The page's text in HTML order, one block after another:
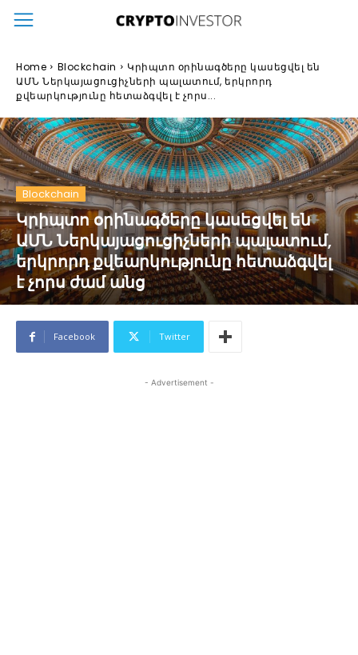
Home Blockchain
Կրիպտո օրինագծերը կասեցվել են
ԱՄՆ Ներկայացուցիչների պալատում, երկրորդ
քվեարկությունը հետաձգվել է չորս...
Blockchain
Կրիպտո օրինագծերը կասեցվել են
ԱՄՆ Ներկայացուցիչների պալատում,
երկրորդ քվեարկությունը հետաձգվել
է չորս ժամ անց
Facebook Twitter
- Advertisement -